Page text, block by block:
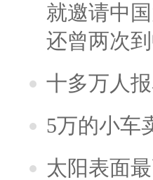
就邀请中
还曾两次
十多万人
5万的小车
太阳表面